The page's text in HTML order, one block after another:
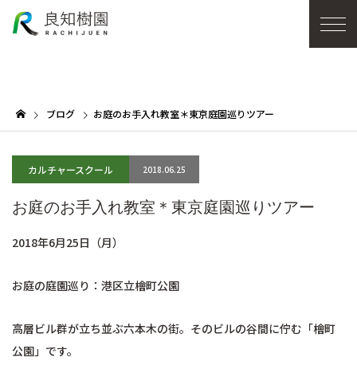
ブログ お庭のお手入れ教室＊東京庭園巡りツアー
カルチャースクール 2018.06.25
お庭のお手入れ教室＊東京庭園巡りツアー
2018年6月25日（月）
お庭の庭園巡り：港区立檜町公園
高層ビル群が立ち並ぶ六本木の街。そのビルの谷間に佇む「檜町
公園」です。